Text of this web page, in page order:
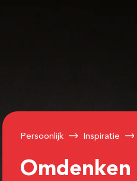
Persoonlijk Inspiratie
Omdenken